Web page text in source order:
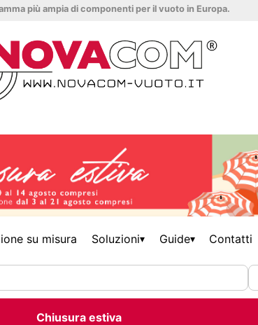
più ampia di componenti per il vuoto in Europa.
su misura Soluzioni▾ Guide▾ Contatti
Chiusura estiva